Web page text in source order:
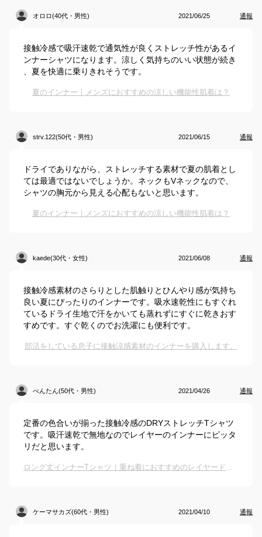
オロロ(40代・男性) 2021/06/25 通報
接触冷感で吸汗速乾で通気性が良くストレッチ性があるイ
ンナーシャツになります。涼しく気持ちのいい状態が続き
、夏を快適に乗りきれそうです。
夏のインナー｜メンズにおすすめの涼しい機能性肌着は？
strv.122(50代・男性) 2021/06/15 通報
ドライでありながら、ストレッチする素材で夏の肌着とし
ては最適ではないでしょうか。ネックもVネックなので、
シャツの胸元から見える心配もないと思います。
夏のインナー｜メンズにおすすめの涼しい機能性肌着は？
kaede(30代・女性) 2021/06/08 通報
接触冷感素材のさらりとした肌触りとひんやり感が気持ち
良い夏にぴったりのインナーです。吸水速乾性にもすぐれ
ているドライ生地で汗をかいても蒸れずにすぐに乾きおす
すめです。すぐ乾くのでお洗濯にも便利です。
部活をしている息子に接触涼感素材のインナーを購入します。
べんたん(50代・男性) 2021/04/26 通報
定番の色合いが揃った接触冷感のDRYストレッチTシャツ
です。吸汗速乾で無地なのでレイヤーのインナーにピッタ
リだと思います。
ロング丈インナーTシャツ｜重ね着におすすめのレイヤード用Tシャツは？
ケーマサカズ(60代・男性) 2021/04/10 通報